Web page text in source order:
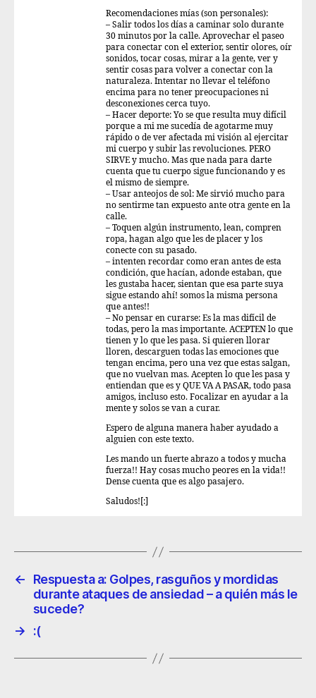
Recomendaciones mías (son personales):
– Salir todos los días a caminar solo durante
30 minutos por la calle. Aprovechar el paseo
para conectar con el exterior, sentir olores, oír
sonidos, tocar cosas, mirar a la gente, ver y
sentir cosas para volver a conectar con la
naturaleza. Intentar no llevar el teléfono
encima para no tener preocupaciones ni
desconexiones cerca tuyo.
– Hacer deporte: Yo se que resulta muy difícil
porque a mi me sucedía de agotarme muy
rápido o de ver afectada mi visión al ejercitar
mi cuerpo y subir las revoluciones. PERO
SIRVE y mucho. Mas que nada para darte
cuenta que tu cuerpo sigue funcionando y es
el mismo de siempre.
– Usar anteojos de sol: Me sirvió mucho para
no sentirme tan expuesto ante otra gente en la
calle.
– Toquen algún instrumento, lean, compren
ropa, hagan algo que les de placer y los
conecte con su pasado.
– intenten recordar como eran antes de esta
condición, que hacían, adonde estaban, que
les gustaba hacer, sientan que esa parte suya
sigue estando ahí! somos la misma persona
que antes!!
– No pensar en curarse: Es la mas difícil de
todas, pero la mas importante. ACEPTEN lo que
tienen y lo que les pasa. Si quieren llorar
lloren, descarguen todas las emociones que
tengan encima, pero una vez que estas salgan,
que no vuelvan mas. Acepten lo que les pasa y
entiendan que es y QUE VA A PASAR, todo pasa
amigos, incluso esto. Focalizar en ayudar a la
mente y solos se van a curar.
Espero de alguna manera haber ayudado a
alguien con este texto.
Les mando un fuerte abrazo a todos y mucha
fuerza!! Hay cosas mucho peores en la vida!!
Dense cuenta que es algo pasajero.
Saludos![:]
←
Respuesta a: Golpes, rasguños y mordidas
durante ataques de ansiedad – a quién más le
sucede?
→
:(